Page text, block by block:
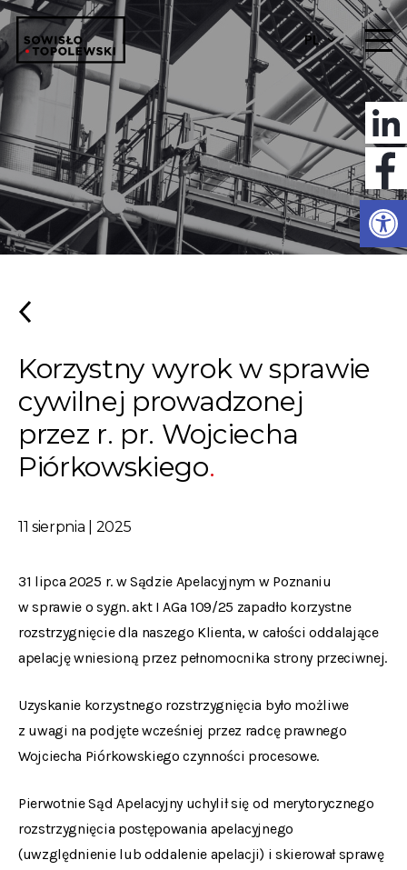
PL
Korzystny wyrok w sprawie
cywilnej prowadzonej
przez r. pr. Wojciecha
Piórkowskiego
11 sierpnia | 2025
31 lipca 2025 r. w Sądzie Apelacyjnym w Poznaniu
w sprawie o sygn. akt I AGa 109/25 zapadło korzystne
rozstrzygnięcie dla naszego Klienta, w całości oddalające
apelację wniesioną przez pełnomocnika strony przeciwnej.
Uzyskanie korzystnego rozstrzygnięcia było możliwe
z uwagi na podjęte wcześniej przez radcę prawnego
Wojciecha Piórkowskiego czynności procesowe.
Pierwotnie Sąd Apelacyjny uchylił się od merytorycznego
rozstrzygnięcia postępowania apelacyjnego
(uwzględnienie lub oddalenie apelacji) i skierował sprawę